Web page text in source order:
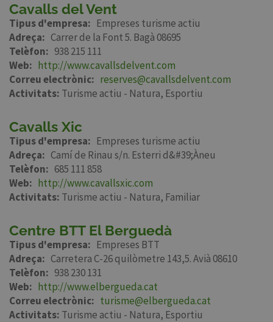
Cavalls del Vent
Tipus d'empresa
Empreses turisme actiu
Adreça
Carrer de la Font 5. Bagà 08695
Telèfon
938 215 111
Web
http://www.cavallsdelvent.com
Correu electrònic
reserves@cavallsdelvent.com
Activitats: Turisme actiu - Natura Esportiu
Cavalls Xic
Tipus d'empresa
Empreses turisme actiu
Adreça
Camí de Rinau s/n. Esterri d&#39;Àneu
Telèfon
685 111 858
Web
http://www.cavallsxic.com
Activitats: Turisme actiu - Natura Familiar
Centre BTT El Berguedà
Tipus d'empresa
Empreses BTT
Adreça
Carretera C-26 quilòmetre 143,5. Avià 08610
Telèfon
938 230 131
Web
http://www.elbergueda.cat
Correu electrònic
turisme@elbergueda.cat
Activitats: Turisme actiu - Natura Esportiu